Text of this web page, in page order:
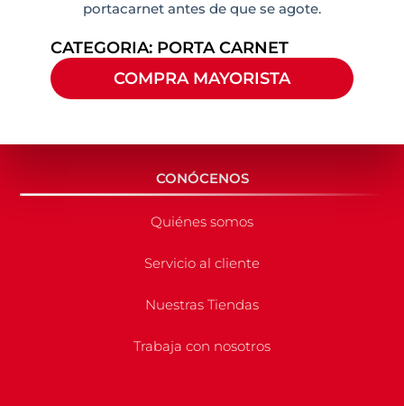
portacarnet antes de que se agote.
CATEGORIA: PORTA CARNET
COMPRA MAYORISTA
CONÓCENOS
Quiénes somos
Servicio al cliente
Nuestras Tiendas
Trabaja con nosotros